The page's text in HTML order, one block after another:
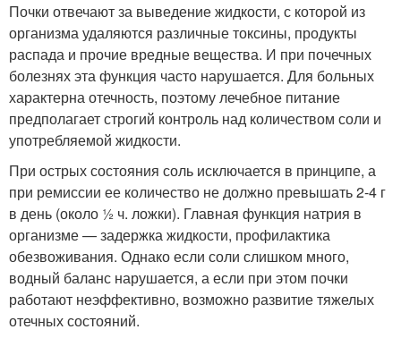
Почки отвечают за выведение жидкости, с которой из
организма удаляются различные токсины, продукты
распада и прочие вредные вещества. И при почечных
болезнях эта функция часто нарушается. Для больных
характерна отечность, поэтому лечебное питание
предполагает строгий контроль над количеством соли и
употребляемой жидкости.
При острых состояния соль исключается в принципе, а
при ремиссии ее количество не должно превышать 2-4 г
в день (около ½ ч. ложки). Главная функция натрия в
организме — задержка жидкости, профилактика
обезвоживания. Однако если соли слишком много,
водный баланс нарушается, а если при этом почки
работают неэффективно, возможно развитие тяжелых
отечных состояний.